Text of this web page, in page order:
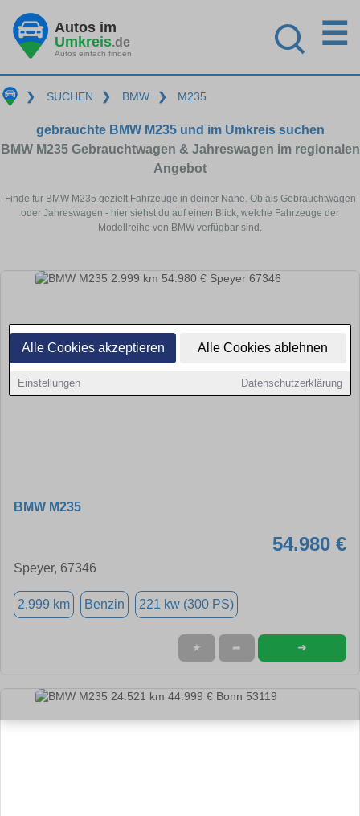
Alle Cookies akzeptieren Alle Cookies ablehnen
Einstellungen Datenschutzerklärung
Autos im
Umkreis.de
Autos einfach finden
☰
❯ SUCHEN ❯ BMW ❯ M235
gebrauchte BMW M235 und im Umkreis suchen
BMW M235 Gebrauchtwagen & Jahreswagen im regionalen
Angebot
Finde für BMW M235 gezielt Fahrzeuge in deiner Nähe. Ob als Gebrauchtwagen
oder Jahreswagen - hier siehst du auf einen Blick, welche Fahrzeuge der
Modellreihe von BMW verfügbar sind.
BMW M235
54.980 €
Speyer, 67346
2.999 km Benzin 221 kw (300 PS)
★ ➦ ➜